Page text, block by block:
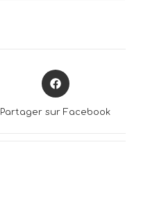
Opens
in
Partager sur Facebook